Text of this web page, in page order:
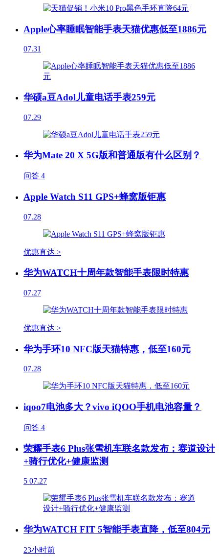
Apple心率睡眠智能手表天猫优惠低至1886元
07.31
华硕a豆Adol儿童电话手表259元
07.29
华为Mate 20 X 5G版和普通版有什么区别？
问答 4
Apple Watch S11 GPS+蜂窝版钜惠
07.28
优惠直达 >
华为WATCH十周年款智能手表限时特惠
07.27
优惠直达 >
华为手环10 NFC版天猫特惠，低至160元
07.28
iqoo7电池多大？vivo iQOO手机电池容量？
问答 4
荣耀手表6 Plus张雪机车联名款发布：赛道设计
+骑行优化+健康监测
5 07.27
华为WATCH FIT 5智能手表直降，低至804元
23小时前